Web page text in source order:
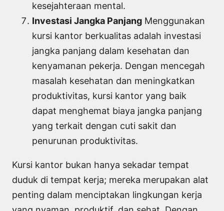
kesejahteraan mental.
Investasi Jangka Panjang Menggunakan
kursi kantor berkualitas adalah investasi
jangka panjang dalam kesehatan dan
kenyamanan pekerja. Dengan mencegah
masalah kesehatan dan meningkatkan
produktivitas, kursi kantor yang baik
dapat menghemat biaya jangka panjang
yang terkait dengan cuti sakit dan
penurunan produktivitas.
Kursi kantor bukan hanya sekadar tempat
duduk di tempat kerja; mereka merupakan alat
penting dalam menciptakan lingkungan kerja